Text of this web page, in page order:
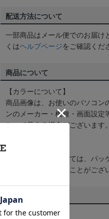
配送方法について
一部商品はメール便でのお届け
くはヘルプページをご確認くだ
商品について
【カラーについて】
商品画像は、お使いのパソコン
ンのメーカー・機種・画面設
なって見える場合がございます
【仕様について】
取り扱い商品によっては、パ
予告なく変更になることがござ
決済について